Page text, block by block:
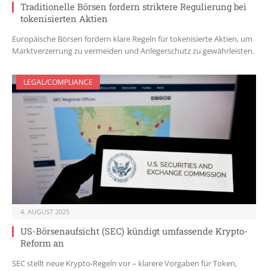
Traditionelle Börsen fordern striktere Regulierung bei
tokenisierten Aktien
Europäische Börsen fordern klare Regeln für tokenisierte Aktien, um
Marktverzerrung zu vermeiden und Anlegerschutz zu gewährleisten.
LEGAL/COMPLIANCE
4. AUGUST 2025
US-Börsenaufsicht (SEC) kündigt umfassende Krypto-
Reform an
SEC stellt neue Krypto-Regeln vor – klarere Vorgaben für Token,